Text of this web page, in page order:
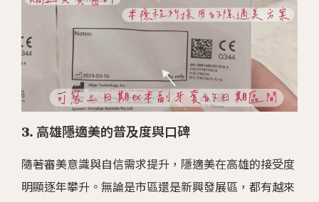
3. 高雄隱適美的普及度與口碑
隨著審美意識與自信需求提升，隱適美在高雄的接受度
明顯逐年攀升。無論是市區還是新興發展區，都有越來